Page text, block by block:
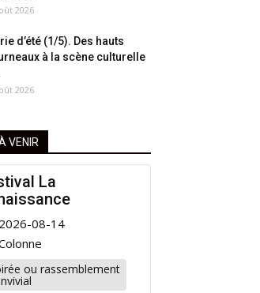
2026
d’été (1/5). Des hauts
à la scène culturelle
2026
VENIR
La
2026-08-14
ou rassemblement